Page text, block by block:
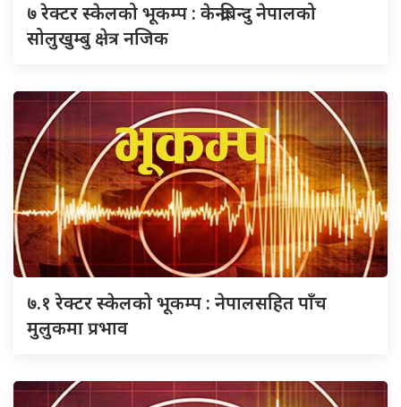
७ रेक्टर स्केलको भूकम्प : केन्द्रबिन्दु नेपालको
सोलुखुम्बु क्षेत्र नजिक
७.१ रेक्टर स्केलको भूकम्प : नेपालसहित पाँच
मुलुकमा प्रभाव